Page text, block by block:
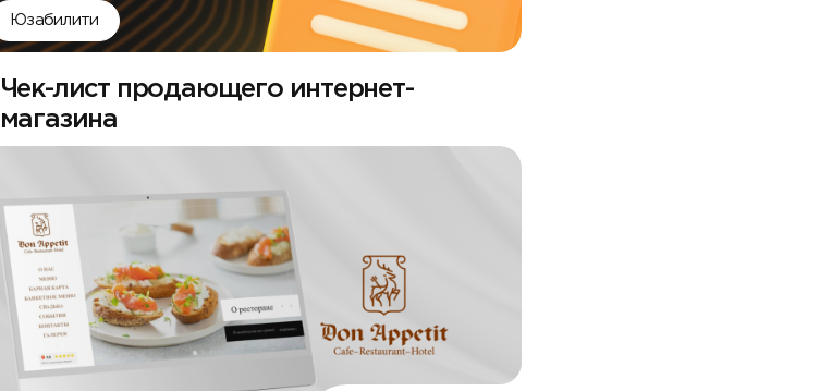
Юзабилити
Чек-лист продающего интернет-
магазина